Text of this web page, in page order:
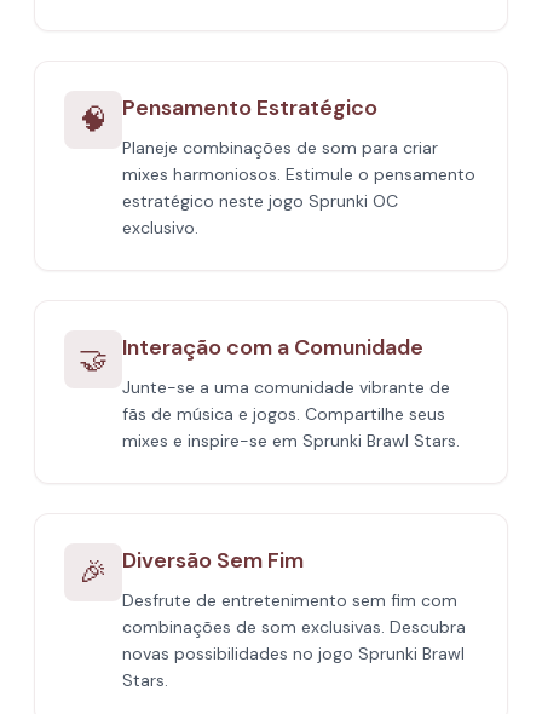
🧠 Pensamento Estratégico
Planeje combinações de som para criar
mixes harmoniosos. Estimule o pensamento
estratégico neste jogo Sprunki OC
exclusivo.
🤝 Interação com a Comunidade
Junte-se a uma comunidade vibrante de
fãs de música e jogos. Compartilhe seus
mixes e inspire-se em Sprunki Brawl Stars.
🎉 Diversão Sem Fim
Desfrute de entretenimento sem fim com
combinações de som exclusivas. Descubra
novas possibilidades no jogo Sprunki Brawl
Stars.